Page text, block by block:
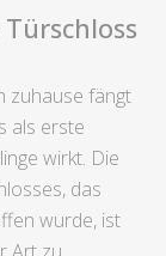
zuhause fängt
als erste
wirkt. Die
das
wurde, ist
Art zu